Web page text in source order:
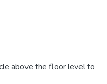
above the floor level to